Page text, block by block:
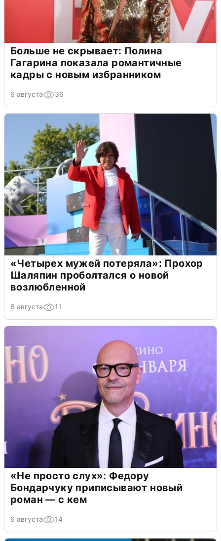
Больше не скрывает: Полина
Гагарина показала романтичные
кадры с новым избранником
6 августа 36
«Четырех мужей потеряла»: Прохор
Шаляпин проболтался о новой
возлюбленной
6 августа 11
«Не просто слух»: Федору
Бондарчуку приписывают новый
роман — с кем
6 августа 14